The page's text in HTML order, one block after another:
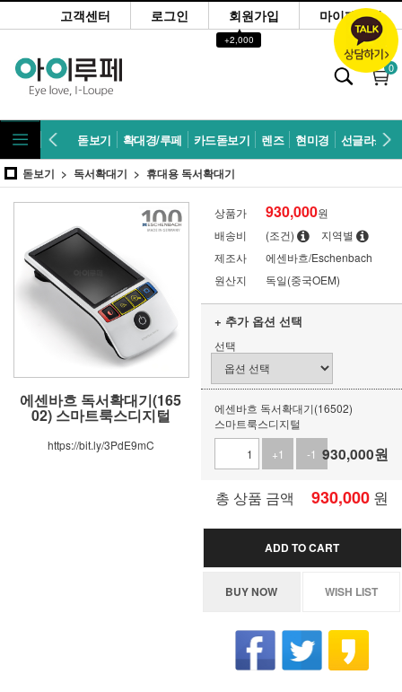
고객센터 로그인 회원가입
▲
+2,000
마이페이지
0
돋보기 확대경/루페 카드돋보기 렌즈 현미경 선글라스
돋보기 독서확대기 휴대용 독서확대기
에센바흐 독서확대기(165
02) 스마트룩스디지털
https://bit.ly/3PdE9mC
상품가 930,000원
배송비
(조건)
지역별
제조사
에센바흐/Eschenbach
원산지
독일(중국OEM)
+ 추가 옵션 선택
선택
에센바흐 독서확대기(16502)
스마트룩스디지털
+1
-1 930,000원
총 상품 금액 930,000 원
ADD TO CART
BUY NOW WISH LIST